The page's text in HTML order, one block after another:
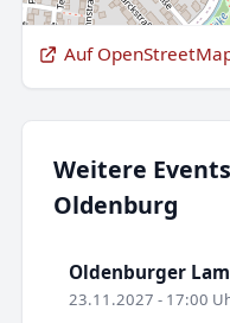
Auf
Weitere
Oldenburg
Oldenburger
23.11.2027 - 17:00